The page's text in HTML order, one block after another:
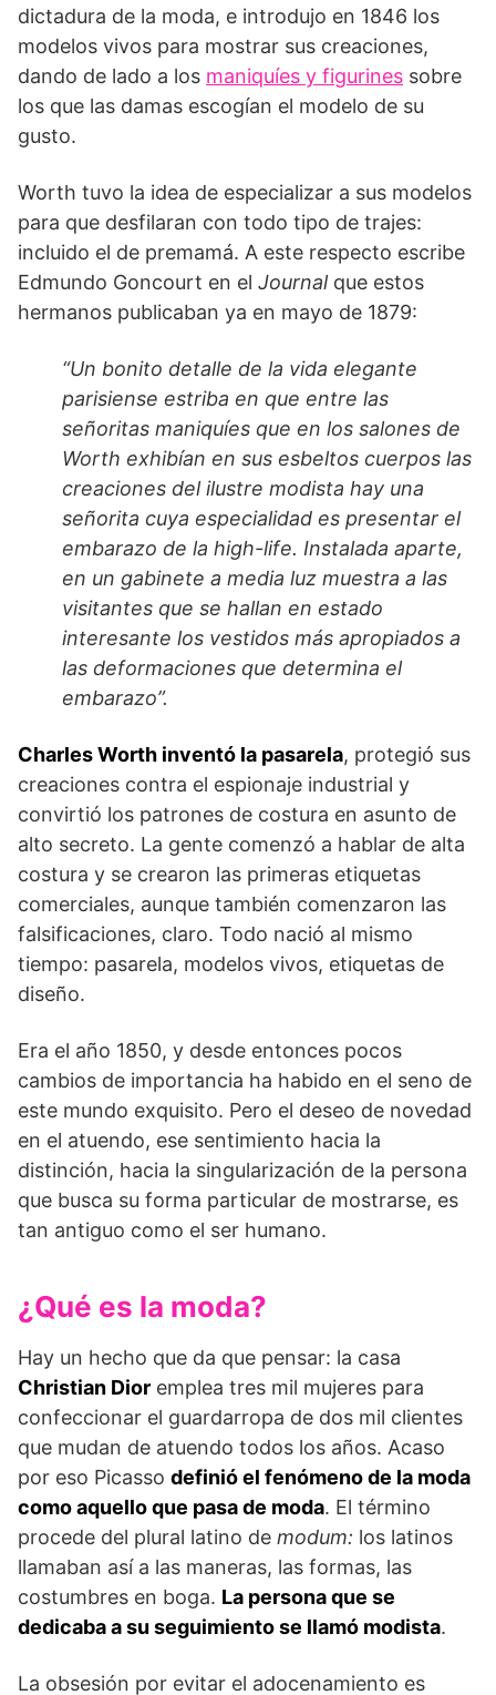
dictadura de la moda, e introdujo en 1846 los
modelos vivos para mostrar sus creaciones,
dando de lado a los maniquíes y figurines sobre
los que las damas escogían el modelo de su
gusto.
Worth tuvo la idea de especializar a sus modelos
para que desfilaran con todo tipo de trajes:
incluido el de premamá. A este respecto escribe
Edmundo Goncourt en el Journal que estos
hermanos publicaban ya en mayo de 1879:
“Un bonito detalle de la vida elegante
parisiense estriba en que entre las
señoritas maniquíes que en los salones de
Worth exhibían en sus esbeltos cuerpos las
creaciones del ilustre modista hay una
señorita cuya especialidad es presentar el
embarazo de la high-life. Instalada aparte,
en un gabinete a media luz muestra a las
visitantes que se hallan en estado
interesante los vestidos más apropiados a
las deformaciones que determina el
embarazo”.
Charles Worth inventó la pasarela, protegió sus
creaciones contra el espionaje industrial y
convirtió los patrones de costura en asunto de
alto secreto. La gente comenzó a hablar de alta
costura y se crearon las primeras etiquetas
comerciales, aunque también comenzaron las
falsificaciones, claro. Todo nació al mismo
tiempo: pasarela, modelos vivos, etiquetas de
diseño.
Era el año 1850, y desde entonces pocos
cambios de importancia ha habido en el seno de
este mundo exquisito. Pero el deseo de novedad
en el atuendo, ese sentimiento hacia la
distinción, hacia la singularización de la persona
que busca su forma particular de mostrarse, es
tan antiguo como el ser humano.
¿Qué es la moda?
Hay un hecho que da que pensar: la casa
Christian Dior emplea tres mil mujeres para
confeccionar el guardarropa de dos mil clientes
que mudan de atuendo todos los años. Acaso
por eso Picasso definió el fenómeno de la moda
como aquello que pasa de moda. El término
procede del plural latino de modum: los latinos
llamaban así a las maneras, las formas, las
costumbres en boga. La persona que se
dedicaba a su seguimiento se llamó modista.
La obsesión por evitar el adocenamiento es